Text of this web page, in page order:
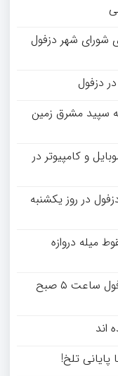
شهر دزفول
دزفول
سپید مشرق زمین
و کامپیوتر در
در روز یکشنبه
میله دروازه
راهپیمایی حرم تا حرم اربعین در دزفول ساعت ۵ صبح
اند
پایانی تلخ!